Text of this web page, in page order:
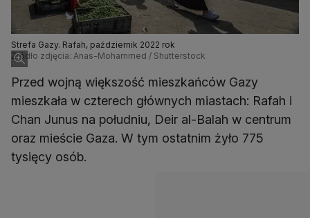
Strefa Gazy. Rafah, październik 2022 rok
Źródło zdjęcia: Anas-Mohammed / Shutterstock
Przed wojną większość mieszkańców Gazy
mieszkała w czterech głównych miastach: Rafah i
Chan Junus na południu, Deir al-Balah w centrum
oraz mieście Gaza. W tym ostatnim żyło 775
tysięcy osób.